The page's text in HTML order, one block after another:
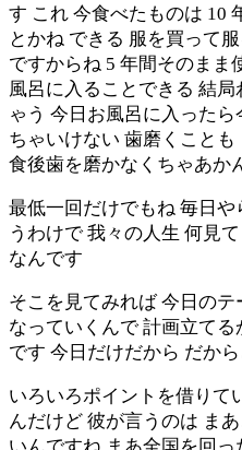
す これ 今食べたものは 10
とかね できる 服を買って
ですからね 5 年間そのまま
風呂に入ることできる 結
ゃう 今日お風呂に入ったら
ちゃいけない 歯磨くこと
食後歯を磨かなくちゃあか
最低一回だけでもね 毎日
うわけで 我々の人生 何見
なんです
そこを見てみれば 今日のテ
なっていくんで 計画立て
です 今日だけだから だか
いろいろポイントを借りて
んだけど 彼が言うのは ま